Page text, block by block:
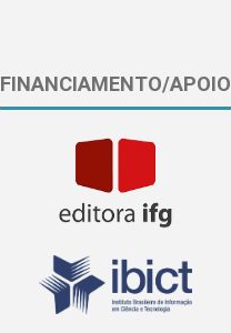
FINANCIAMENTO/APOIO